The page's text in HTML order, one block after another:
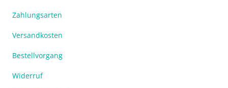
Zahlungsarten
Versandkosten
Bestellvorgang
Widerruf